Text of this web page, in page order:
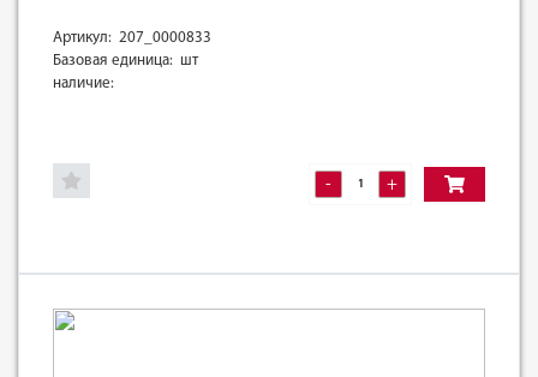
Артикул: 207_0000833
Базовая единица: шт
наличие:
- +